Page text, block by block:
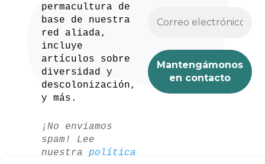
permacultura de
base de nuestra
red aliada,
incluye
artículos sobre
diversidad y
descolonización,
y más.
¡No enviamos
spam! Lee
nuestra política